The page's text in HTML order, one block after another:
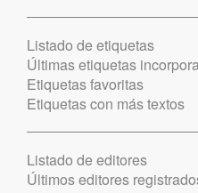
Listado de etiquetas
Últimas etiquetas
Etiquetas favoritas
Etiquetas con más textos
Listado de editores
Últimos editores